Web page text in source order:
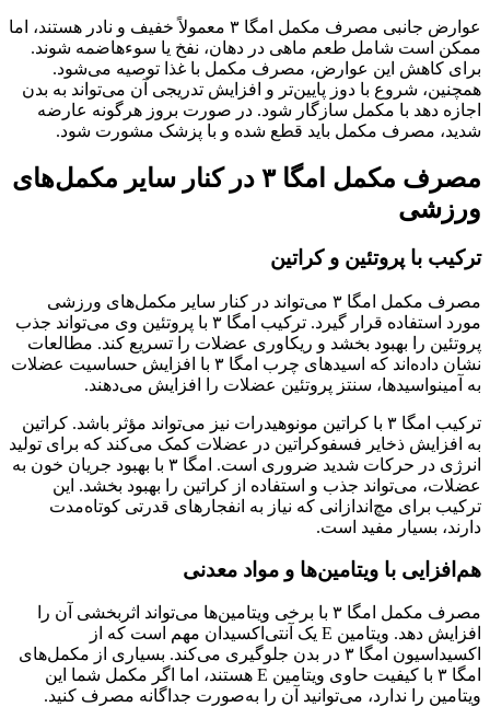
عوارض جانبی مصرف مکمل امگا ۳ معمولاً خفیف و نادر هستند، اما
ممکن است شامل طعم ماهی در دهان، نفخ یا سوءهاضمه شوند.
برای کاهش این عوارض، مصرف مکمل با غذا توصیه می‌شود.
همچنین، شروع با دوز پایین‌تر و افزایش تدریجی آن می‌تواند به بدن
اجازه دهد با مکمل سازگار شود. در صورت بروز هرگونه عارضه
شدید، مصرف مکمل باید قطع شده و با پزشک مشورت شود.
مصرف مکمل امگا ۳ در کنار سایر مکمل‌های
ورزشی
ترکیب با پروتئین و کراتین
مصرف مکمل امگا ۳ می‌تواند در کنار سایر مکمل‌های ورزشی
مورد استفاده قرار گیرد. ترکیب امگا ۳ با پروتئین وی می‌تواند جذب
پروتئین را بهبود بخشد و ریکاوری عضلات را تسریع کند. مطالعات
نشان داده‌اند که اسیدهای چرب امگا ۳ با افزایش حساسیت عضلات
به آمینواسیدها، سنتز پروتئین عضلات را افزایش می‌دهند.
ترکیب امگا ۳ با کراتین مونوهیدرات نیز می‌تواند مؤثر باشد. کراتین
به افزایش ذخایر فسفوکراتین در عضلات کمک می‌کند که برای تولید
انرژی در حرکات شدید ضروری است. امگا ۳ با بهبود جریان خون به
عضلات، می‌تواند جذب و استفاده از کراتین را بهبود بخشد. این
ترکیب برای مچ‌اندازانی که نیاز به انفجارهای قدرتی کوتاه‌مدت
دارند، بسیار مفید است.
هم‌افزایی با ویتامین‌ها و مواد معدنی
مصرف مکمل امگا ۳ با برخی ویتامین‌ها می‌تواند اثربخشی آن را
افزایش دهد. ویتامین E یک آنتی‌اکسیدان مهم است که از
اکسیداسیون امگا ۳ در بدن جلوگیری می‌کند. بسیاری از مکمل‌های
امگا ۳ با کیفیت حاوی ویتامین E هستند، اما اگر مکمل شما این
ویتامین را ندارد، می‌توانید آن را به‌صورت جداگانه مصرف کنید.